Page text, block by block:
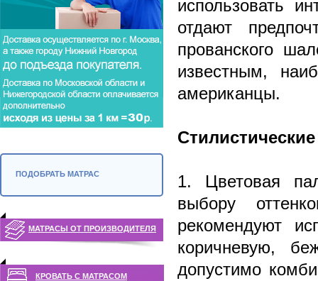
использовать
отдают
прованского
известным,
американцы.
1. Цветовая
выбору
рекомендуют
коричневую,
допустимо
ПОДОБРАТЬ МАТРАС
МАТРАСЫ ОТ ПРОИЗВОДИТЕЛЯ
КРОВАТЬ С МАТРАСОМ